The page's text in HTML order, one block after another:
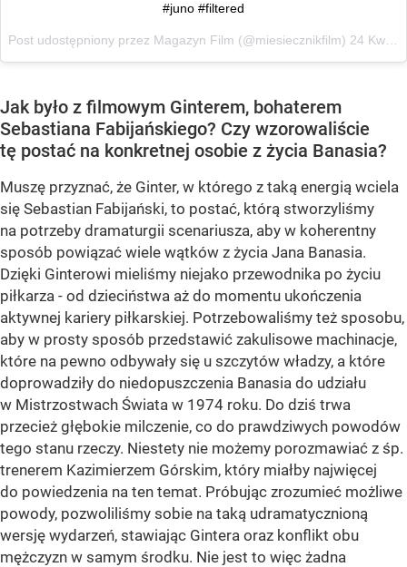
#juno #filtered
Post udostępniony przez Magazyn Film (@miesiecznikfilm) 24 Kwi, 2017 o 12:53 PDT
Jak było z filmowym Ginterem, bohaterem
Sebastiana Fabijańskiego? Czy wzorowaliście
tę postać na konkretnej osobie z życia Banasia?
Muszę przyznać, że Ginter, w którego z taką energią wciela
się Sebastian Fabijański, to postać, którą stworzyliśmy
na potrzeby dramaturgii scenariusza, aby w koherentny
sposób powiązać wiele wątków z życia Jana Banasia.
Dzięki Ginterowi mieliśmy niejako przewodnika po życiu
piłkarza - od dzieciństwa aż do momentu ukończenia
aktywnej kariery piłkarskiej. Potrzebowaliśmy też sposobu,
aby w prosty sposób przedstawić zakulisowe machinacje,
które na pewno odbywały się u szczytów władzy, a które
doprowadziły do niedopuszczenia Banasia do udziału
w Mistrzostwach Świata w 1974 roku. Do dziś trwa
przecież głębokie milczenie, co do prawdziwych powodów
tego stanu rzeczy. Niestety nie możemy porozmawiać z śp.
trenerem Kazimierzem Górskim, który miałby najwięcej
do powiedzenia na ten temat. Próbując zrozumieć możliwe
powody, pozwoliliśmy sobie na taką udramatycznioną
wersję wydarzeń, stawiając Gintera oraz konflikt obu
mężczyzn w samym środku. Nie jest to więc żadna